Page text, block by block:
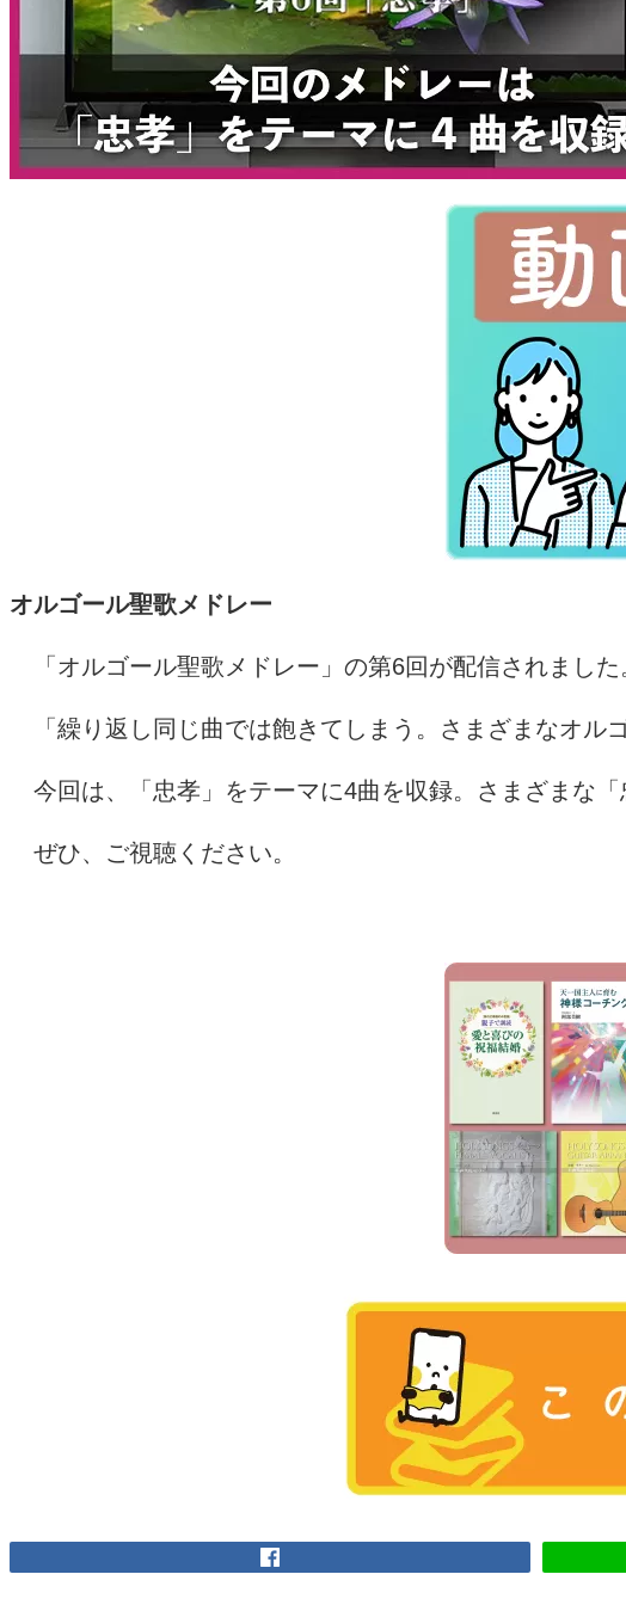
オルゴール聖歌メドレー
「オルゴール聖歌メドレー」の第6回が配信されました
「繰り返し同じ曲では飽きてしまう。さまざまなオル
今回は、「忠孝」をテーマに4曲を収録。さまざまな「
ぜひ、ご視聴ください。